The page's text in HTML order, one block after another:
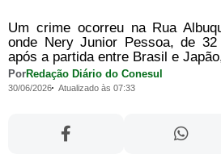
Um crime ocorreu na Rua
onde Nery Junior Pessoa, de
após a partida entre Brasil e
PorRedação Diário do Conesul
30/06/2026 Atualizado às 07:33